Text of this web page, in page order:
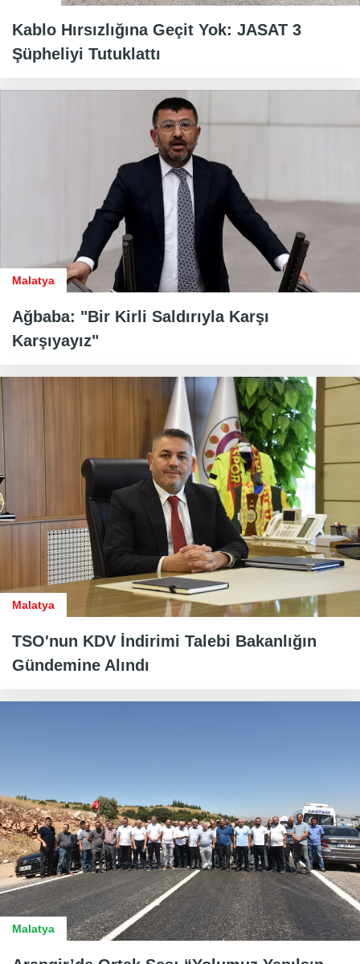
Kablo Hırsızlığına Geçit Yok: JASAT 3
Şüpheliyi Tutuklattı
Malatya
Ağbaba: "Bir Kirli Saldırıyla Karşı
Karşıyayız"
Malatya
TSO'nun KDV İndirimi Talebi Bakanlığın
Gündemine Alındı
Malatya